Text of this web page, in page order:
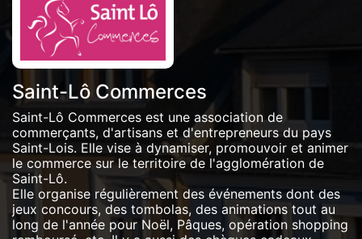
Saint-Lô Commerces
Saint-Lô Commerces est une association de
commerçants, d'artisans et d'entrepreneurs du pays
Saint-Lois. Elle vise à dynamiser, promouvoir et animer
le commerce sur le territoire de l'agglomération de
Saint-Lô.
Elle organise régulièrement des événements dont des
jeux concours, des tombolas, des animations tout au
long de l'année pour Noël, Pâques, opération shopping